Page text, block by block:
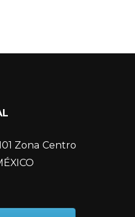
Zona Centro